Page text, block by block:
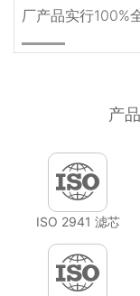
厂产品实行100%
产
ISO 2941 滤芯